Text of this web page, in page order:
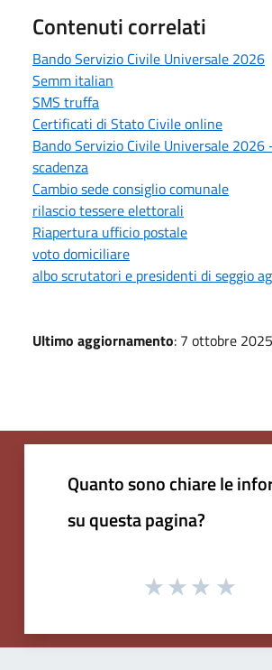
Contenuti correlati
Bando Servizio Civile Universale 2026
Semm italian
SMS truffa
Certificati di Stato Civile online
Bando Servizio Civile Universale 2026
scadenza
Cambio sede consiglio comunale
rilascio tessere elettorali
Riapertura ufficio postale
voto domiciliare
albo scrutatori e presidenti di seggio
Ultimo aggiornamento: 7 ottobre
Quanto sono chiare le
su questa pagina?